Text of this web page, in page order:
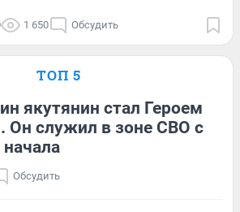
1 650 Обсудить
ТОП 5
якутянин стал Героем
Он служил в зоне СВО с
Обсудить